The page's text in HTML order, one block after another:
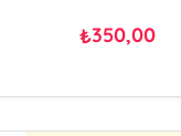
₺350,00